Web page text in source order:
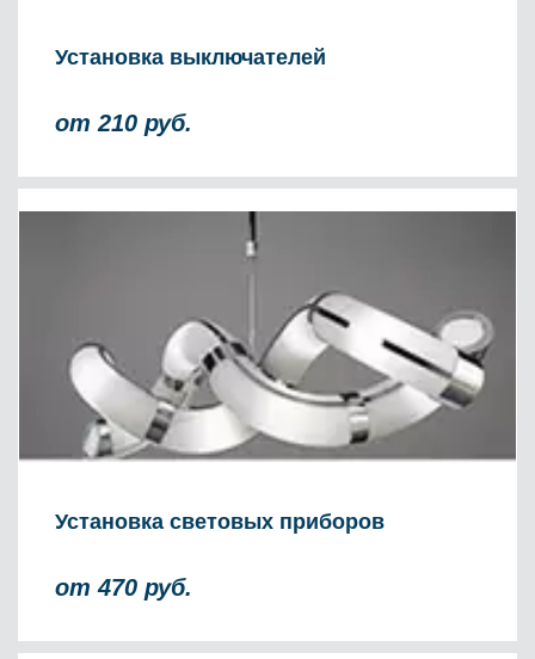
Установка выключателей
от 210 руб.
Установка световых приборов
от 470 руб.